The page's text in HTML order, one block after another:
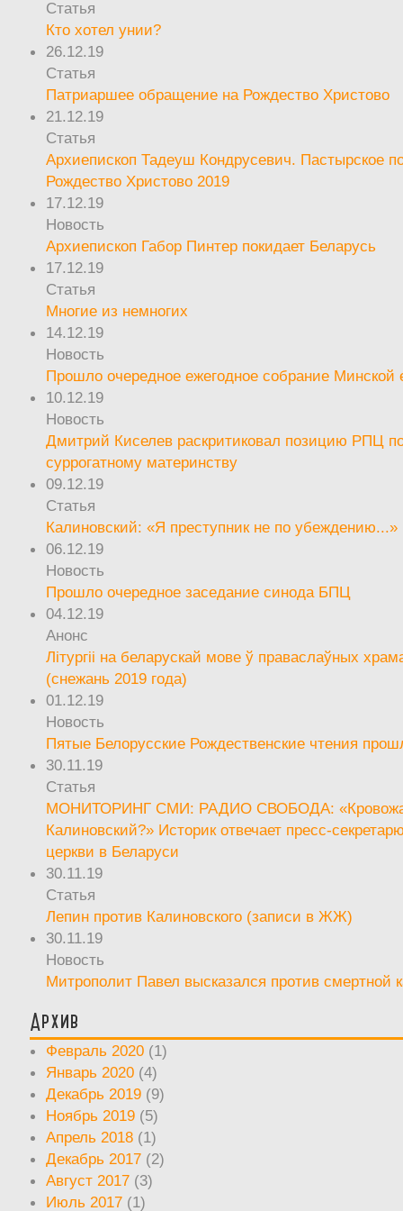
Статья
Кто хотел унии?
26.12.19
Статья
Патриаршее обращение на Рождество Христово
21.12.19
Статья
Архиепископ Тадеуш Кондрусевич. Пастырское
Рождество Христово 2019
17.12.19
Новость
Архиепископ Габор Пинтер покидает Беларусь
17.12.19
Статья
Многие из немногих
14.12.19
Новость
Прошло очередное ежегодное собрание
10.12.19
Новость
Дмитрий Киселев раскритиковал позицию РПЦ
суррогатному материнству
09.12.19
Статья
Калиновский: «Я преступник не по убеждению...»
06.12.19
Новость
Прошло очередное заседание синода БПЦ
04.12.19
Анонс
Літургіі на беларускай мове ў праваслаўных
(снежань 2019 года)
01.12.19
Новость
Пятые Белорусские Рождественские чтения
30.11.19
Статья
МОНИТОРИНГ СМИ: РАДИО СВОБОДА:
Калиновский?» Историк отвечает пресс-
церкви в Беларуси
30.11.19
Статья
Лепин против Калиновского (записи в ЖЖ)
30.11.19
Новость
Митрополит Павел высказался против смертной
Архив
Февраль 2020 (1)
Январь 2020 (4)
Декабрь 2019 (9)
Ноябрь 2019 (5)
Апрель 2018 (1)
Декабрь 2017 (2)
Август 2017 (3)
Июль 2017 (1)